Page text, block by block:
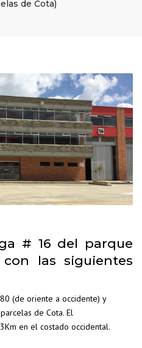
de Cota)
# 16 del parque
con las siguientes
(de oriente a occidente) y
de Cota. El
en el costado occidental.